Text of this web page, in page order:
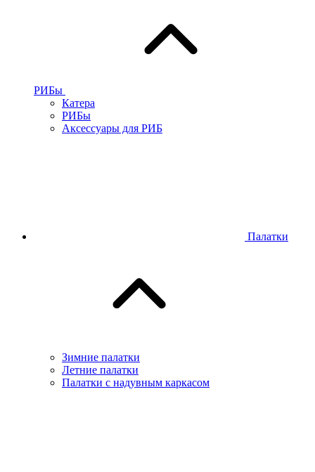
РИБы
Катера
РИБы
Аксессуары для РИБ
Палатки
Зимние палатки
Летние палатки
Палатки с надувным каркасом